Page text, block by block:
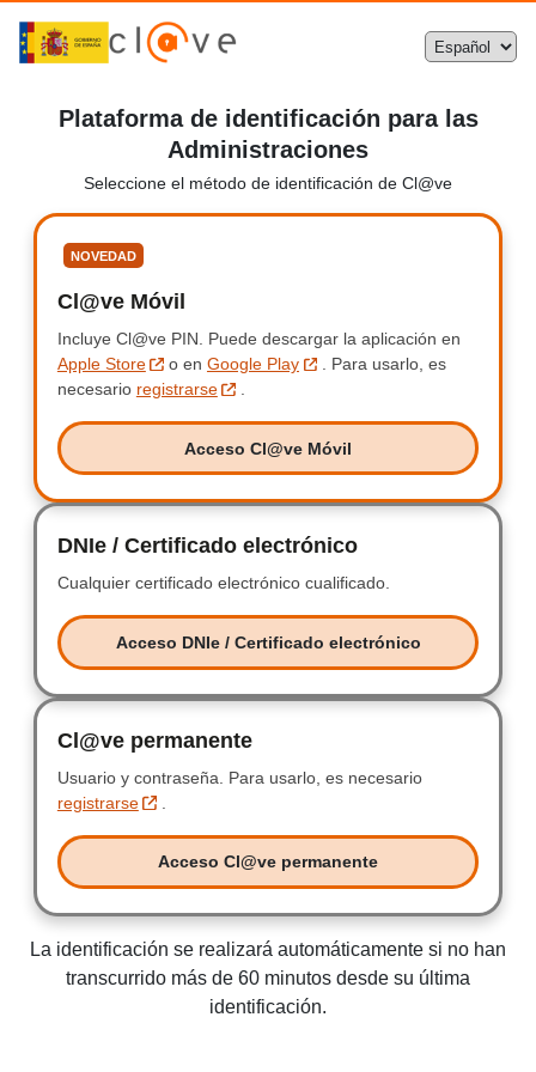
Plataforma de identificación para las
Administraciones
Seleccione el método de identificación de Cl@ve
NOVEDAD
Cl@ve Móvil
Incluye Cl@ve PIN. Incluye Clave PIN.
Puede descargar la aplicación en
Apple Store
o en Google Play
Para usarlo, es
necesario registrarse .
Acceso Cl@ve Móvil
Acceso Clave Móvil
DNIe / Certificado electrónicoDNIe /
Cualquier certificado electrónico cualificado.
Acceso DNIe / Certificado electrónico
Acceso DNIe / Certificado
Cl@ve permanenteClave permanente
Usuario y contraseña. Usuario y contraseña.
Para usarlo, es necesario
registrarse
.
Acceso Cl@ve permanente
Acceso Clave permanente
La identificación se realizará automáticamente si no han
transcurrido más de 60 minutos desde su última
identificación.